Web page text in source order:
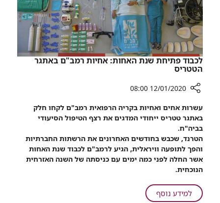
לכבוד פתיחת שנת האחות: אחיות רמב"ם באתגר
הטטריס
שיתוף
לכבוד
פתיחת
שנת
האחות:
אחיות
רמב"ם
באתגר
הטטריס
12/01/2020 08:00
עשרות אחים ואחיות בקריה הרפואית רמב"ם לקחו חלק
באתגר טטריס ייחודי המדגים את רצף הטיפול הסיעודי
בביה"ח.
הטרנד, שכבש בחודשים האחרונים את הרשתות החברתיות
והפך לתופעה וויראלית, הגיע לרמב"ם לכבוד שנת האחות
אשר החלה לפני כמה ימים עם כניסתה של השנה האזרחית
הנוכחית.
למידע נוסףעל